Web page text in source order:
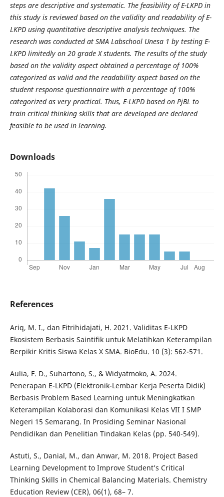
steps are descriptive and systematic. The feasibility of E-LKPD in
this study is reviewed based on the validity and readability of E-
LKPD using quantitative descriptive analysis techniques. The
research was conducted at SMA Labschool Unesa 1 by testing E-
LKPD limitedly on 20 grade X students. The results of the study
based on the validity aspect obtained a percentage of 100%
categorized as valid and the readability aspect based on the
student response questionnaire with a percentage of 100%
categorized as very practical. Thus, E-LKPD based on PjBL to
train critical thinking skills that are developed are declared
feasible to be used in learning.
Downloads
References
Ariq, M. I., dan Fitrihidajati, H. 2021. Validitas E-LKPD
Ekosistem Berbasis Saintifik untuk Melatihkan Keterampilan
Berpikir Kritis Siswa Kelas X SMA. BioEdu. 10 (3): 562-571.
Aulia, F. D., Suhartono, S., & Widyatmoko, A. 2024.
Penerapan E-LKPD (Elektronik-Lembar Kerja Peserta Didik)
Berbasis Problem Based Learning untuk Meningkatkan
Keterampilan Kolaborasi dan Komunikasi Kelas VII I SMP
Negeri 15 Semarang. In Prosiding Seminar Nasional
Pendidikan dan Penelitian Tindakan Kelas (pp. 540-549).
Astuti, S., Danial, M., dan Anwar, M. 2018. Project Based
Learning Development to Improve Student’s Critical
Thinking Skills in Chemical Balancing Materials. Chemistry
Education Review (CER), 06(1), 68– 7.